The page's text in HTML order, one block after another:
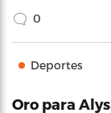
0
Deportes
Oro para